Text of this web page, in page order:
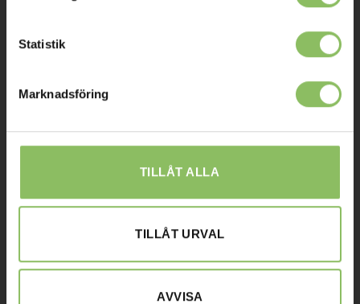
Statistik
Marknadsföring
TILLÅT ALLA
TILLÅT URVAL
AVVISA
168 67 Bromma
Sommaröppettider:
Tisdag-Torsdag: 11-18
Övriga dagar har vi stängt.
info@baddsofflagret.se